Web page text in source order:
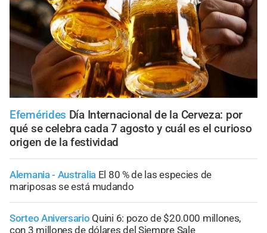
Efemérides Día Internacional de la Cerveza: por
qué se celebra cada 7 agosto y cuál es el curioso
origen de la festividad
Alemania - Australia El 80 % de las especies de
mariposas se está mudando
Sorteo Aniversario Quini 6: pozo de $20.000 millones,
con 3 millones de dólares del Siempre Sale